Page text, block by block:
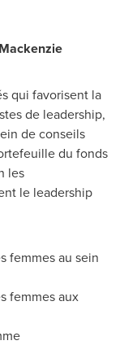
qui favorisent la
de leadership,
de conseils
du fonds
les
le leadership
femmes au sein
femmes aux